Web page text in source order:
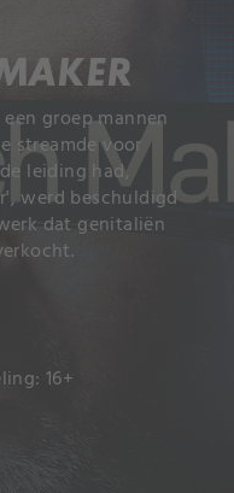
groep mannen
streamde voor
leiding had,
werd beschuldigd
dat genitaliën
16+